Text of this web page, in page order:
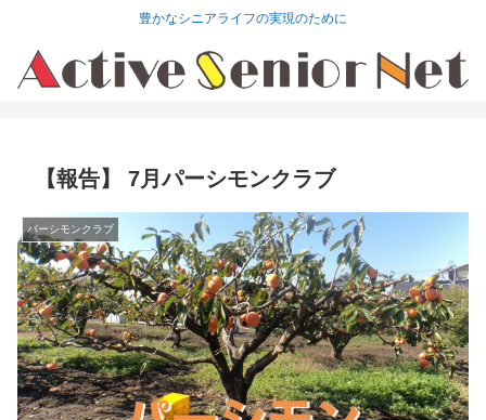
豊かなシニアライフの実現のために
【報告】 7月パーシモンクラブ
パーシモンクラブ